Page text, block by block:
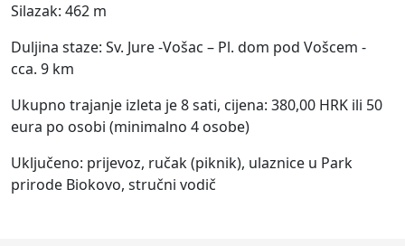
Silazak: 462 m
Duljina staze: Sv. Jure -Vošac – Pl. dom pod Vošcem -
cca. 9 km
Ukupno trajanje izleta je 8 sati, cijena: 380,00 HRK ili 50
eura po osobi (minimalno 4 osobe)
Uključeno: prijevoz, ručak (piknik), ulaznice u Park
prirode Biokovo, stručni vodič